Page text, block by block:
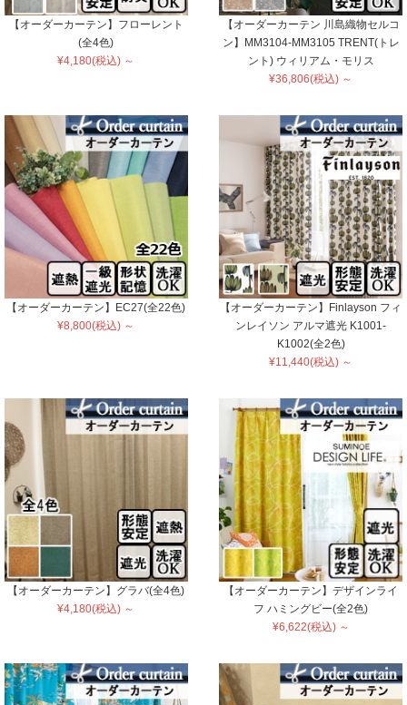
【オーダーカーテン】フローレント
(全4色)
¥4,180(税込) ～
【オーダーカーテン 川島織物セルコ
ン】MM3104-MM3105 TRENT(トレ
ント) ウィリアム・モリス
¥36,806(税込) ～
【オーダーカーテン】EC27(全22色)
¥8,800(税込) ～
【オーダーカーテン】Finlayson フィ
ンレイソン アルマ遮光 K1001-
K1002(全2色)
¥11,440(税込) ～
【オーダーカーテン】グラバ(全4色)
¥4,180(税込) ～
【オーダーカーテン】デザインライ
フ ハミングビー(全2色)
¥6,622(税込) ～